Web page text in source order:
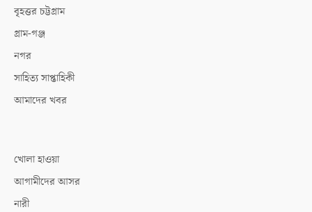
বৃহত্তর চট্টগ্রাম
গ্রাম-গঞ্জ
নগর
সাহিত্য সাপ্তাহিকী
আমাদের খবর
খোলা হাওয়া
আগামীদের আসর
নারী